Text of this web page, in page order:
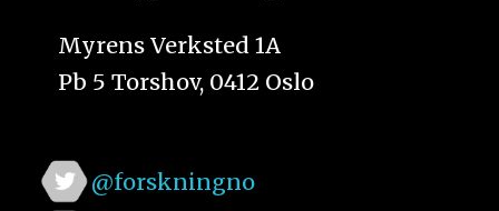
Myrens Verksted 1A
Pb 5 Torshov, 0412 Oslo
@forskningno